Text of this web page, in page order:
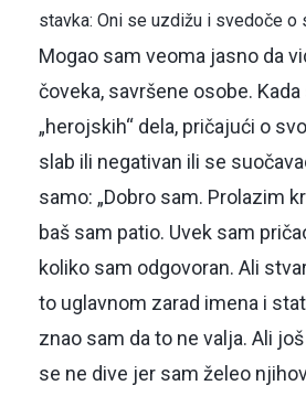
stavka: Oni se uzdižu i svedoče o
Mogao sam veoma jasno da
čoveka, savršene osobe.
„herojskih“ dela, pričajući o
slab ili negativan ili se
samo: „Dobro sam. Prolazim
baš sam patio. Uvek sam
koliko sam odgovoran. Ali
to uglavnom zarad imena i
znao sam da to ne valja. Ali
se ne dive jer sam želeo